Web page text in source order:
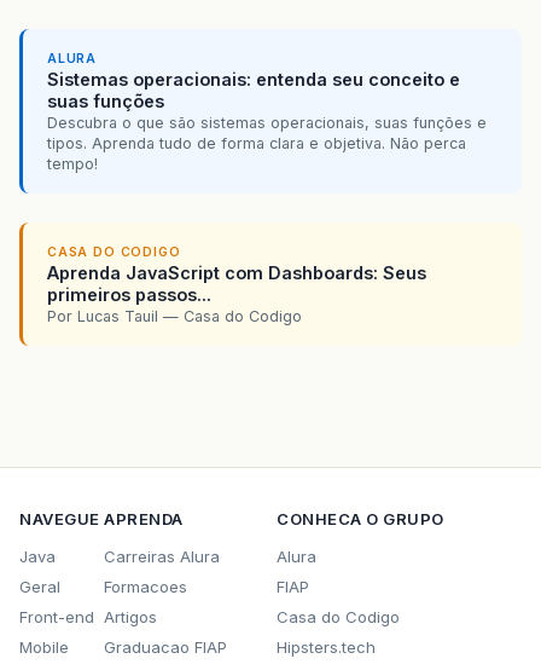
ALURA
Sistemas operacionais: entenda seu conceito e
suas funções
Descubra o que são sistemas operacionais, suas funções e
tipos. Aprenda tudo de forma clara e objetiva. Não perca
tempo!
CASA DO CODIGO
Aprenda JavaScript com Dashboards: Seus
primeiros passos...
Por Lucas Tauil — Casa do Codigo
NAVEGUE
Java
Geral
Front-end
Mobile
APRENDA
Carreiras Alura
Formacoes
Artigos
Graduacao FIAP
CONHECA O GRUPO
Alura
FIAP
Casa do Codigo
Hipsters.tech